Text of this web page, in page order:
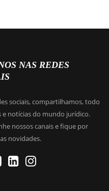
NAS REDES
sociais, compartilhamos, todo
e notícias do mundo jurídico.
nossos canais e fique por
novidades.